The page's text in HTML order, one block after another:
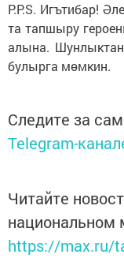
P.P.S. Игътибар!
та тапшыру
алына.
булырга мөмкин.
Следите за
Telegram-
Читайте
национальном
https://max.ru/